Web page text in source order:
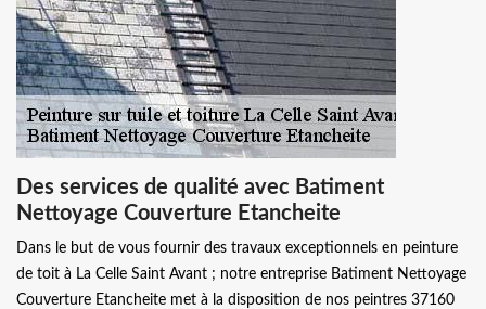
Des services de qualité avec Batiment
Nettoyage Couverture Etancheite
Dans le but de vous fournir des travaux exceptionnels en peinture
de toit à La Celle Saint Avant ; notre entreprise Batiment Nettoyage
Couverture Etancheite met à la disposition de nos peintres 37160